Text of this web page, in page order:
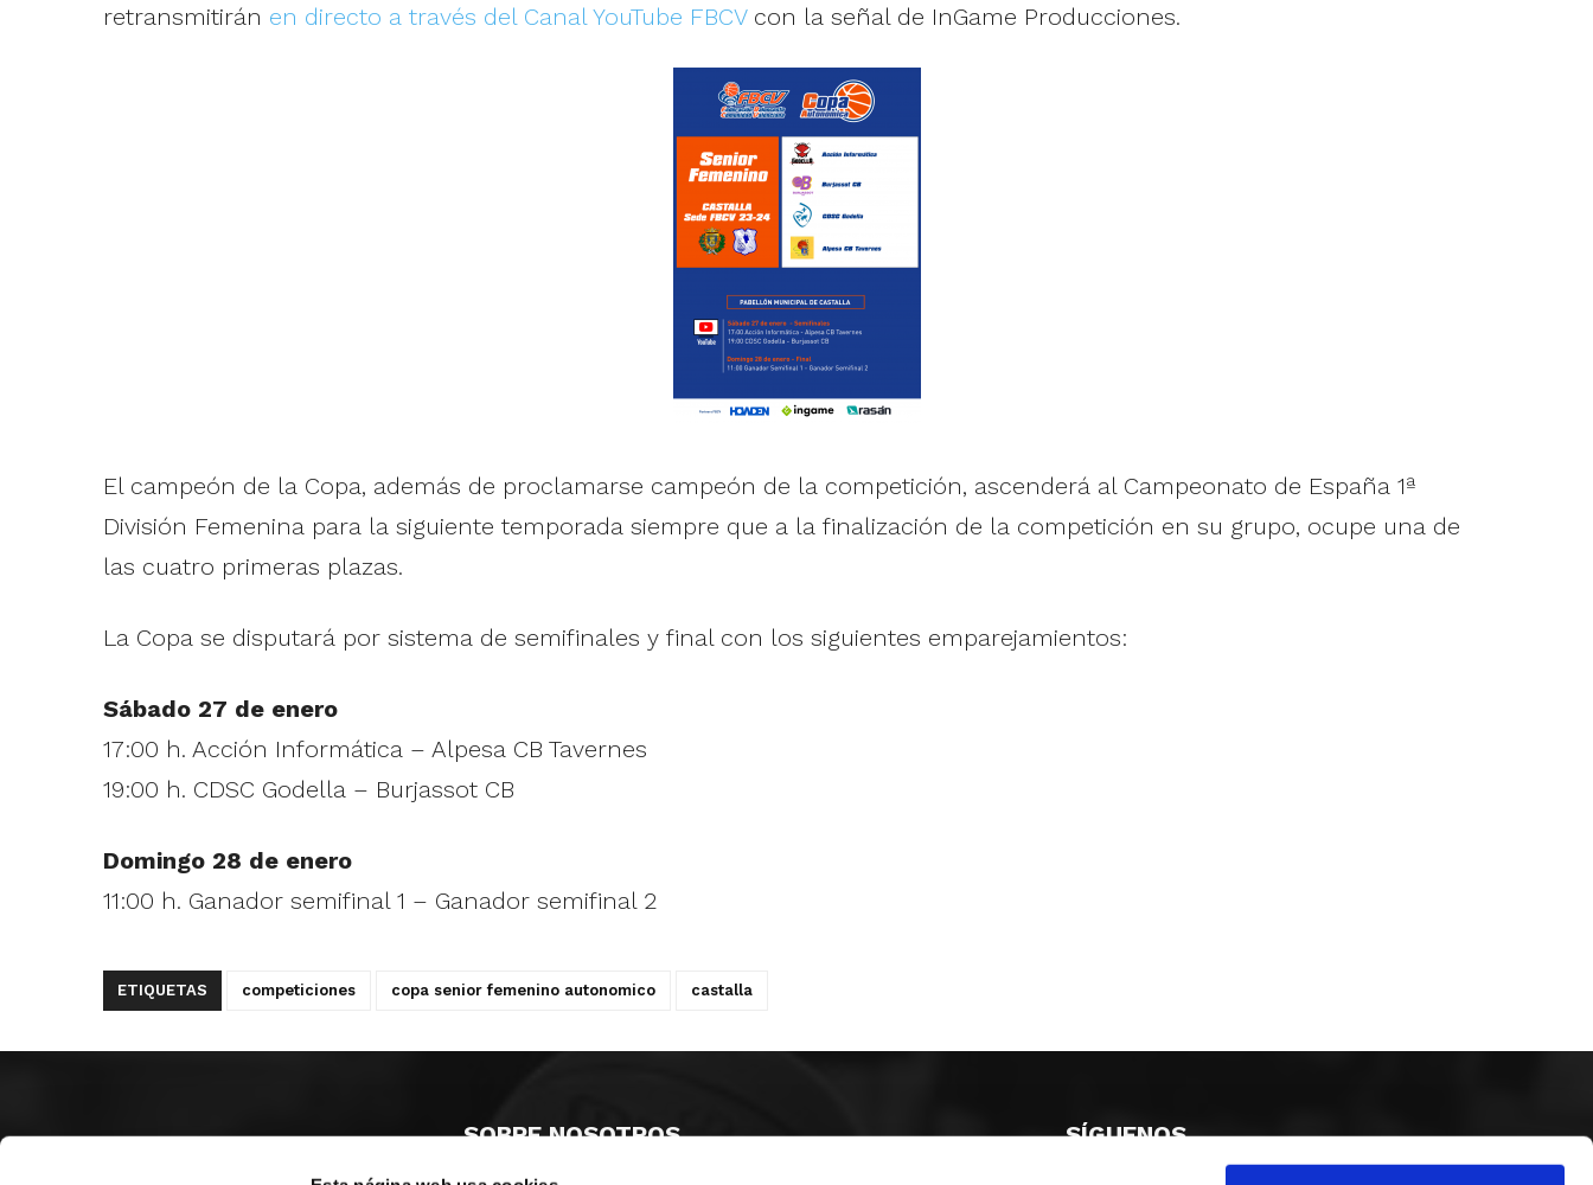
retransmitirán en directo a través del Canal YouTube FBCVcon la señal de InGame Producciones.
El campeón de la Copa, además de proclamarse campeón de la competición, ascenderá al Campeonato de España 1ª
División Femenina para la siguiente temporada siempre que a la finalización de la competición en su grupo, ocupe una de
las cuatro primeras plazas.
La Copa se disputará por sistema de semifinales y final con los siguientes emparejamientos:
Sábado 27 de enero
17:00 h. Acción Informática – Alpesa CB Tavernes
19:00 h. CDSC Godella – Burjassot CB
Domingo 28 de enero
11:00 h. Ganador semifinal 1 – Ganador semifinal 2
ETIQUETAS competiciones copa senior femenino autonomico castalla
SOBRE NOSOTROS SÍGUENOS